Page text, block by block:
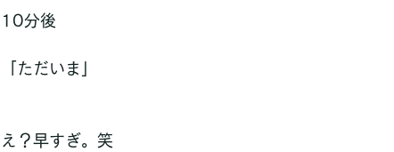
10分後
「ただいま」
え？早すぎ。笑